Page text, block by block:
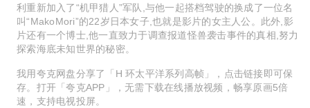
利重新加入了“机甲猎人”军队,与他一起搭档驾驶的换成了一位名
叫“MakoMori”的22岁日本女子,也就是影片的女主人公。此外,影
片还有一个博士,他一直致力于调查报道怪兽袭击事件的真相,努力
探索海底未知世界的秘密。
我用夸克网盘分享了「H 环太平洋系列高帧」，点击链接即可保
存。打开「夸克APP」，无需下载在线播放视频，畅享原画5倍
速，支持电视投屏。